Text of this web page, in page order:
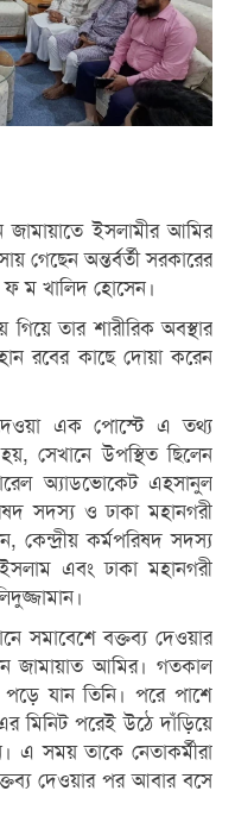
ইসলামীর আমির
গেছেন অন্তর্বর্তী সরকারের
ফ ম খালিদ হোসেন।
তার শারীরিক অবস্থার
রবের কাছে দোয়া করেন
দেওয়া এক পোস্টে এ তথ্য
সেখানে উপস্থিত ছিলেন
অ্যাডভোকেট এহসানুল
সদস্য ও ঢাকা মহানগরী
কেন্দ্রীয় কর্মপরিষদ সদস্য
এবং ঢাকা মহানগরী
সমাবেশে বক্তব্য দেওয়ার
জামায়াত আমির। গতকাল
যান তিনি। পরে পাশে
মিনিট পরেই উঠে দাঁড়িয়ে
এ সময় তাকে নেতাকর্মীরা
দেওয়ার পর আবার বসে